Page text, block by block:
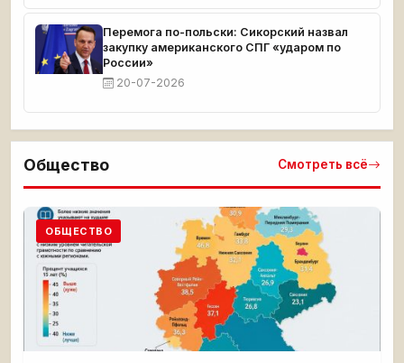
Перемога по-польски: Сикорский назвал
закупку американского СПГ «ударом по
России»
20-07-2026
Общество Смотреть всё
ОБЩЕСТВО